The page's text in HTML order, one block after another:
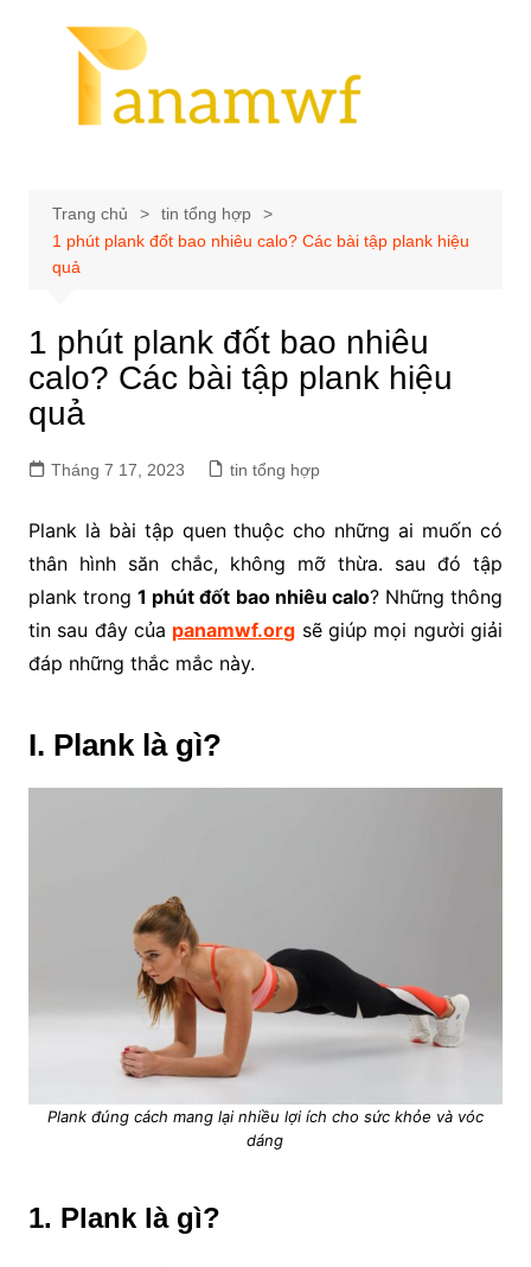
Trang chủ
tin tổng hợp
1 phút plank đốt bao nhiêu calo? Các bài tập plank hiệu
quả
1 phút plank đốt bao nhiêu
calo? Các bài tập plank hiệu
quả
Tháng 7 17, 2023 tin tổng hợp
Plank là bài tập quen thuộc cho những ai muốn có
thân hình săn chắc, không mỡ thừa. sau đó tập
plank trong1 phút đốt bao nhiêu calo? Những thông
tin sau đây của panamwf.org sẽ giúp mọi người giải
đáp những thắc mắc này.
I. Plank là gì?
Plank đúng cách mang lại nhiều lợi ích cho sức khỏe và vóc
dáng
1. Plank là gì?